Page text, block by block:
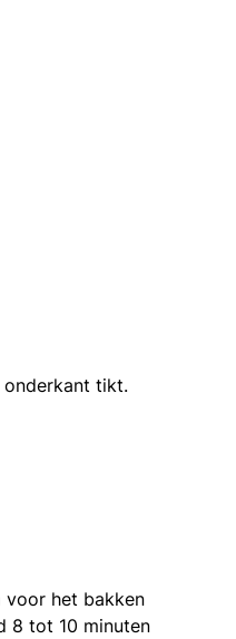
onderkant tikt.
voor het bakken
8 tot 10 minuten